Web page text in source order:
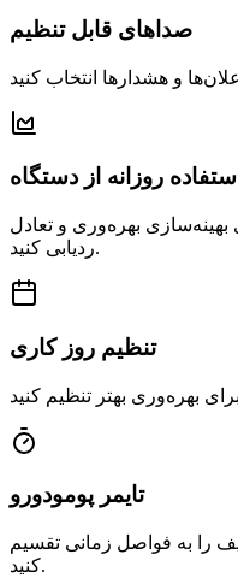
صداهای قابل تنظیم
روزانه از دستگاه
بهینه‌سازی بهره‌وری و تعادل
ردیابی کنید.
تنظیم روز کاری
تایمر پومودورو
را به فواصل زمانی تقسیم
کنید.